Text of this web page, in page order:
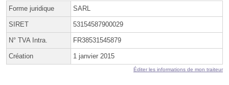
Forme juridique SARL
SIRET 53154587900029
N° TVA Intra. FR38531545879
Création 1 janvier 2015
Éditer les informations de mon traiteur